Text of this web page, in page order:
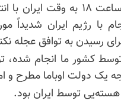
دونالد ترامپ رئیس‌جمهور آمریکا دقایقی
با رژیم ایران شدیداً
رسیدن به توافق عجله
کشور ما انجام شده،
یک دولت اوباما مطرح و
توسط ایران بود.